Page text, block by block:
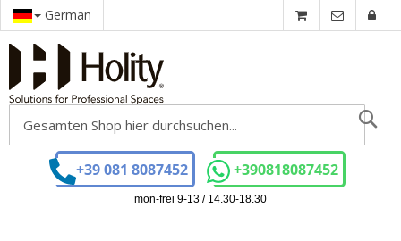
German
+39 081 8087452 +390818087452
mon-frei 9-13 / 14.30-18.30